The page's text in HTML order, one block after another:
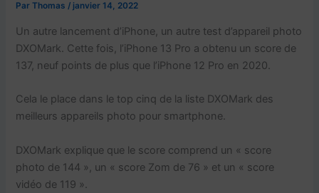
ParThomas/ janvier 14, 2022
Un autre lancement d’iPhone, un autre test d’appareil photo
DXOMark. Cette fois, l’iPhone 13 Pro a obtenu un score de
137, neuf points de plus que l’iPhone 12 Pro en 2020.
Cela le place dans le top cinq de la liste DXOMark des
meilleurs appareils photo pour smartphone.
DXOMark explique que le score comprend un « score
photo de 144 », un « score Zom de 76 » et un « score
vidéo de 119 ».